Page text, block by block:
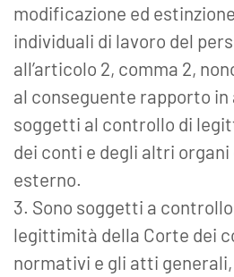
modificazione ed
individuali di lavoro del
all’articolo 2, comma 2,
al conseguente rapporto in
soggetti al controllo di
dei conti e degli altri
esterno.
3. Sono soggetti a
legittimità della Corte dei
normativi e gli atti